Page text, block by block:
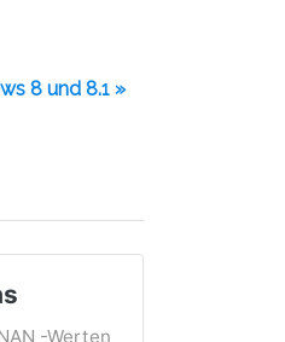
8 und 8.1 »
-Werten